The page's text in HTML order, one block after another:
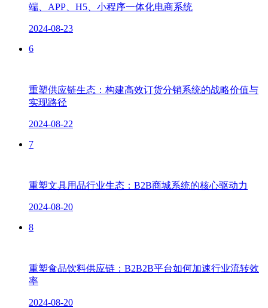
端、APP、H5、小程序一体化电商系统
2024-08-23
6
重塑供应链生态：构建高效订货分销系统的战略价值与
实现路径
2024-08-22
7
重塑文具用品行业生态：B2B商城系统的核心驱动力
2024-08-20
8
重塑食品饮料供应链：B2B2B平台如何加速行业流转效
率
2024-08-20